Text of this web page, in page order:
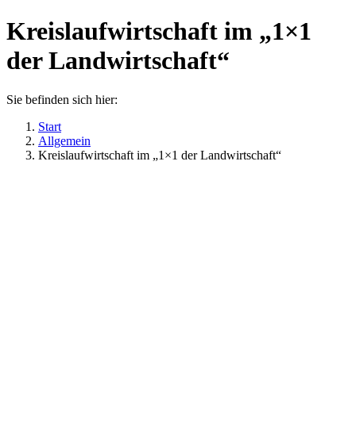
Kreislaufwirtschaft im „1×1
der Landwirtschaft“
Sie befinden sich hier:
Start
Allgemein
Kreislaufwirtschaft im „1×1 der Landwirtschaft“